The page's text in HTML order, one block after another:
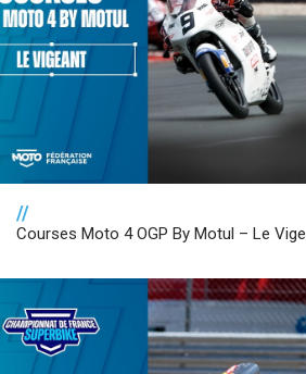
//
Courses Moto 4 OGP By Motul – Le